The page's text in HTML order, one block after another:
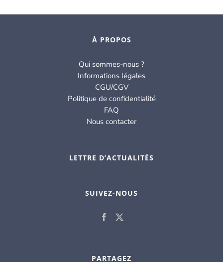
À PROPOS
Qui sommes-nous ?
Informations légales
CGU/CGV
Politique de confidentialité
FAQ
Nous contacter
LETTRE D’ACTUALITÉS
SUIVEZ-NOUS
PARTAGEZ